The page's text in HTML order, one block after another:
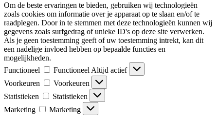
Om de beste ervaringen te bieden, gebruiken wij technologieën
zoals cookies om informatie over je apparaat op te slaan en/of te
raadplegen. Door in te stemmen met deze technologieën kunnen wij
gegevens zoals surfgedrag of unieke ID's op deze site verwerken.
Als je geen toestemming geeft of uw toestemming intrekt, kan dit
een nadelige invloed hebben op bepaalde functies en
mogelijkheden.
Functioneel
Functioneel Altijd actief
Voorkeuren
Voorkeuren
Statistieken
Statistieken
Marketing
Marketing